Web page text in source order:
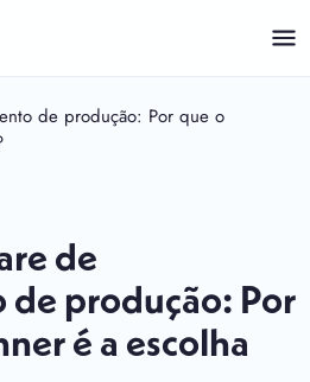
de produção: Por que o
de
de produção: Por
é a escolha